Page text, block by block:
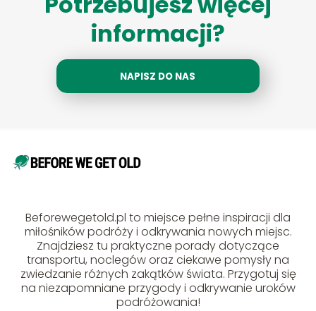
informacji?
NAPISZ DO NAS
Beforewegetold.pl to miejsce pełne inspiracji dla
miłośników podróży i odkrywania nowych miejsc.
Znajdziesz tu praktyczne porady dotyczące
transportu, noclegów oraz ciekawe pomysły na
zwiedzanie różnych zakątków świata. Przygotuj się
na niezapomniane przygody i odkrywanie uroków
podróżowania!